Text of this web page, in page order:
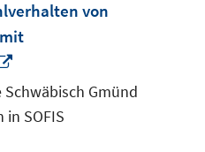
von
neuem
Fenster
öffnen
Gmünd
SOFIS